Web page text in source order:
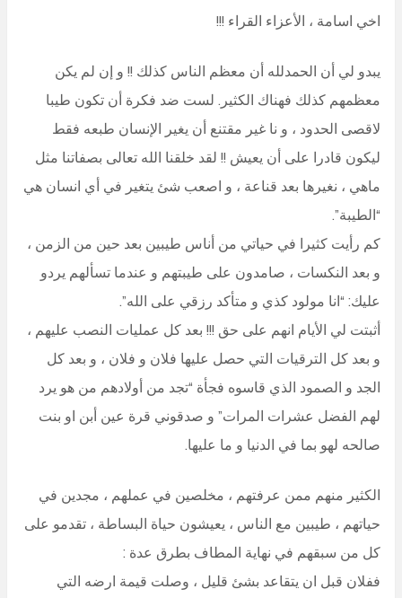
اخي اسامة ، الأعزاء القراء !!!
يبدو لي أن الحمدلله أن معظم الناس كذلك !! و إن لم يكن
معظمهم كذلك فهناك الكثير. لست ضد فكرة أن تكون طيبا
لاقصى الحدود ، و نا غير مقتنع أن يغير الإنسان طبعه فقط
ليكون قادرا على أن يعيش !! لقد خلقنا الله تعالى بصفاتنا مثل
ماهي ، نغيرها بعد قناعة ، و اصعب شئ يتغير في أي انسان هي
“الطيبة”.
كم رأيت كثيرا في حياتي من أناس طيبين بعد حين من الزمن ،
و بعد النكسات ، صامدون على طيبتهم و عندما تسألهم يردو
عليك: “انا مولود كذي و متأكد رزقي على الله”.
أثبتت لي الأيام انهم على حق !!! بعد كل عمليات النصب عليهم ،
و بعد كل الترقيات التي حصل عليها فلان و فلان ، و بعد كل
الجد و الصمود الذي قاسوه فجأة “تجد من أولادهم من هو يرد
لهم الفضل عشرات المرات” و صدقوني قرة عين أبن او بنت
صالحه لهو بما في الدنيا و ما عليها.
الكثير منهم ممن عرفتهم ، مخلصين في عملهم ، مجدين في
حياتهم ، طيبين مع الناس ، يعيشون حياة البساطة ، تقدمو على
كل من سبقهم في نهاية المطاف بطرق عدة :
ففلان قبل ان يتقاعد بشئ قليل ، وصلت قيمة ارضه التي